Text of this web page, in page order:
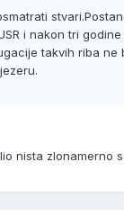
i nakon tri
takvih riba ne
nista zlonamerno